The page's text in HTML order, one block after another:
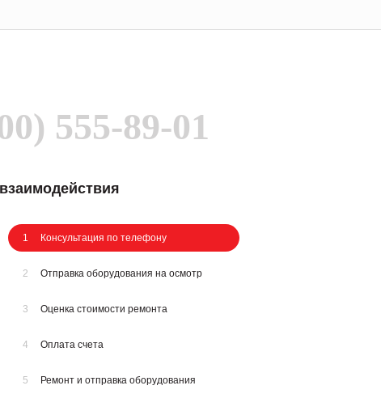
555-89-01
1 Консультация по телефону
2 Отправка оборудования на осмотр
3 Оценка стоимости ремонта
4 Оплата счета
5 Ремонт и отправка оборудования